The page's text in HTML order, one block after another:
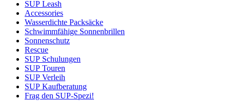
SUP Leash
Accessories
Wasserdichte Packsäcke
Schwimmfähige Sonnenbrillen
Sonnenschutz
Rescue
SUP Schulungen
SUP Touren
SUP Verleih
SUP Kaufberatung
Frag den SUP-Spezi!